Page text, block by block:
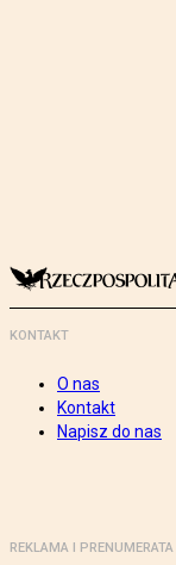
KONTAKT
O nas
Kontakt
Napisz do nas
REKLAMA I PRENUMERATA